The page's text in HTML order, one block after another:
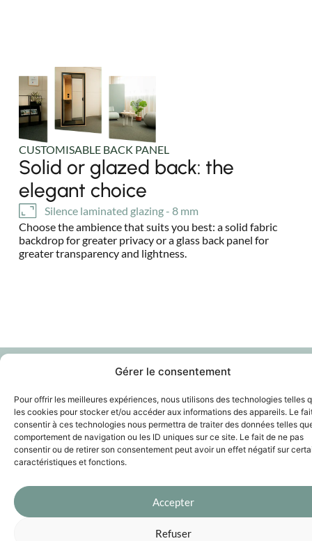
Gérer le consentement
Pour offrir les meilleures expériences, nous utilisons des technologies telles
les cookies pour stocker et/ou accéder aux informations des appareils. Le
consentir à ces technologies nous permettra de traiter des données telles
comportement de navigation ou les ID uniques sur ce site. Le fait de ne pas
consentir ou de retirer son consentement peut avoir un effet négatif sur
caractéristiques et fonctions.
Accepter
Refuser
CUSTOMISABLE BACK PANEL
Solid or glazed back: the
elegant choice
Silence laminated glazing - 8 mm
Choose the ambience that suits you best: a solid fabric
backdrop for greater privacy or a glass back panel for
greater transparency and lightness.
THE PERFECT BALANCE BETWEEN
Performance & responsibility